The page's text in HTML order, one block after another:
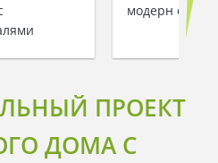
модерн с
ПРОЕКТ
ДОМА С